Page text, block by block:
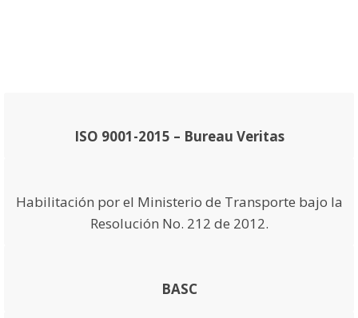
ISO 9001-2015 – Bureau Veritas
Habilitación por el Ministerio de Transporte bajo la
Resolución No. 212 de 2012.
BASC